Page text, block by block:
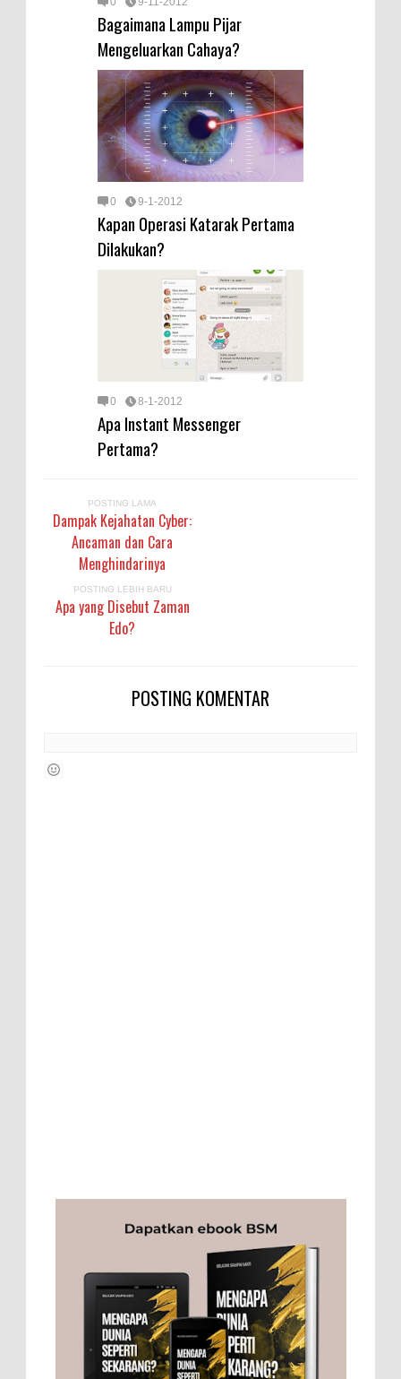
Bagaimana Lampu Pijar
Mengeluarkan Cahaya?
0 9-1-2012
Kapan Operasi Katarak Pertama
Dilakukan?
0 8-1-2012
Apa Instant Messenger
Pertama?
POSTING LAMA
Dampak Kejahatan Cyber:
Ancaman dan Cara
Menghindarinya
POSTING LEBIH BARU
Apa yang Disebut Zaman
Edo?
POSTING KOMENTAR